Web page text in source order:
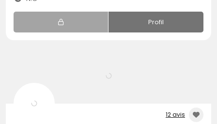
Profil
12 avis